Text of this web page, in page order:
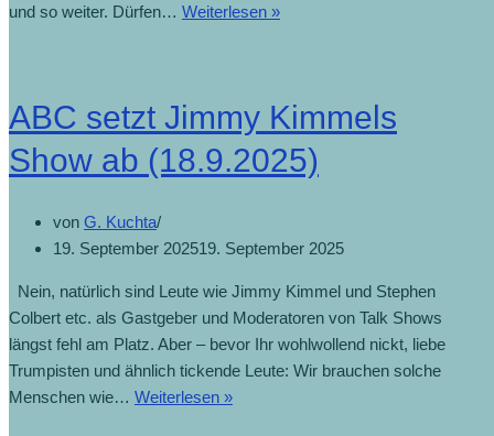
und so weiter. Dürfen… Weiterlesen »
ABC setzt Jimmy Kimmels
Show ab (18.9.2025)
von G. Kuchta
19. September 202519. September 2025
Nein, natürlich sind Leute wie Jimmy Kimmel und Stephen
Colbert etc. als Gastgeber und Moderatoren von Talk Shows
längst fehl am Platz. Aber – bevor Ihr wohlwollend nickt, liebe
Trumpisten und ähnlich tickende Leute: Wir brauchen solche
Menschen wie… Weiterlesen »